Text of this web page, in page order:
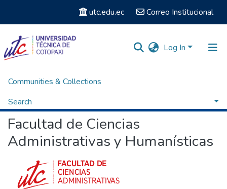
utc.edu.ec Correo Institucional
Log In
Communities & Collections
Search
Home
Facultad de Ciencias
Administrativas y Humanísticas